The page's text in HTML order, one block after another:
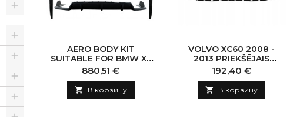
AERO BODY KIT
SUITABLE FOR BMW X5
G05 (2018-2022) M-TECH
BLACK KNIGHT DESIGN
PIANO BLACK
Цена
880,51 €
 В корзину
VOLVO XC60 2008 -
2013 PRIEKŠĒJAIS
BAMPERIS BEZ
CAURUMU LUKTURU
MAZGĀTĀJS
Цена
192,40 €
 В корзину